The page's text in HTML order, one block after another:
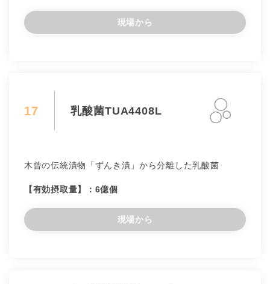
現場から
17 乳酸菌TUA4408L
木曾の伝統漬物「ずんき漬」から分離した乳酸菌
【有効摂取量】：6億個
現場から